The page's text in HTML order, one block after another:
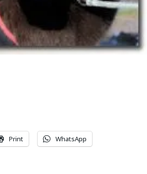
Print WhatsApp